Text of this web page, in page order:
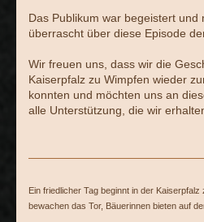
Das Publikum war begeistert und
überrascht über diese Episode
Wir freuen uns, dass wir die
Kaiserpfalz zu Wimpfen wieder
konnten und möchten uns an
alle Unterstützung, die wir
Ein friedlicher Tag beginnt in der
bewachen das Tor, Bäuerinnen bieten auf